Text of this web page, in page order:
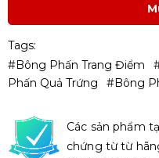
Tags:
#bông Phấn Trang Điểm
Phấn Quả Trứng
#Bông
Các sản phẩm
chứng từ từ